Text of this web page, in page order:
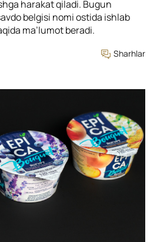
harakat qiladi. Bugun
belgisi nomi ostida ishlab
ma’lumot beradi.
Sharhlar